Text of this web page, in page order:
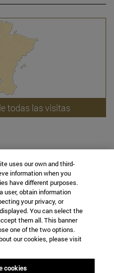
todas las visitas
y Arte Navarro
uses our own and third-
information when you
have different purposes.
user, obtain information
your privacy, or
You can select the
them all. This banner
one of the two options.
our cookies, please visit
cookies